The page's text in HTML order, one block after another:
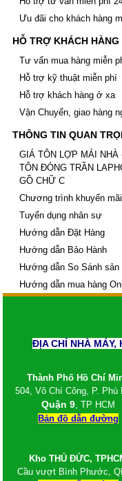
Sắt - Thép
Sắt - Thép Miền
Sắt - Thép Việt
Sắt xây dựng
Thép xây dựng
Ván ép phủ phim
Thép hình, thép chữ I, thép
thép hình U,
Thép hình,thép I H U
Sắt thép I H U
Sắt thép U I V An
Sắt thép U I H
Ván ép phủ keo, ván cốp
ép phủ keo
Ván ép phủ keo trong, ván
giá ván ép phủ
Ván ép phủ keo đỏ, ván cốp
ván ép phủ
Xà gồ chữ C, Xà
Xà gồ chữ C mạ
Xà gồ chữ C mạ kẽm
Xà gồ chữ C Hòa
Xà gồ Z Hoa
Xà gồ Z Hòa
Xà gồ Z mạ kẽm Hoa
Vật tư quảng cáo Mica,
formex, Poly
Ưu đãi cho khách hàng
HỖ TRỢ KHÁCH HÀNG
Tư vấn mua hàng miễn
Hỗ trợ kỹ thuật miễn phí
Hỗ trợ khách hàng ở xa
Vận Chuyển, giao hàng
THÔNG TIN QUAN
GIÁ TÔN LỢP MÁI
TÔN ĐÓNG TRẦN
GỒ CHỮ C
Chương trình khuyến mãi
Tuyển dụng nhân sự
Hướng dẫn Đặt Hàng
Hướng dẫn Bảo Hành
Hướng dẫn So Sánh sản
Hướng dẫn mua hàng
ĐỊA CHỈ NHÀ MÁY,
Thành Phố Hồ Chí
504, Võ Chí Công, P. Phú
Quận 9, TP HCM
Bản đồ dẫn đường
Kho THỦ ĐỨC,
Cầu vượt Bình Phước,